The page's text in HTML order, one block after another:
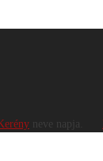
neve napja.